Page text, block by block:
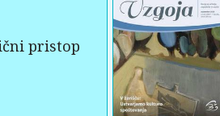
pristop